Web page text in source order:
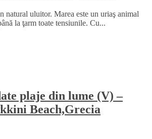
natural uluitor. Marea este un uriaş animal
la ţarm toate tensiunile. Cu...
plaje din lume (V) –
Beach,Grecia